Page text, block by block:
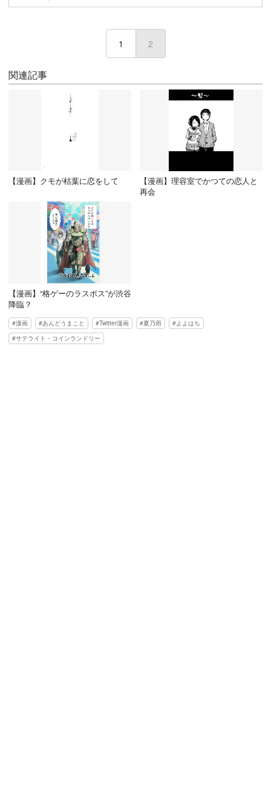
1 2
関連記事
【漫画】クモが枯葉に恋をして
【漫画】理容室でかつての恋人と
再会
【漫画】“格ゲーのラスボス”が渋谷
降臨？
漫画 あんどうまこと Twitter漫画 夏乃雨
よよはち
サテライト・コインランドリー